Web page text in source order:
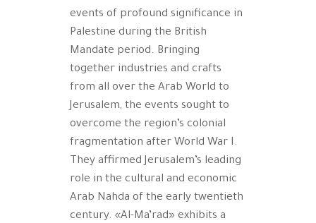
events of profound significance in
Palestine during the British
Mandate period. Bringing
together industries and crafts
from all over the Arab World to
Jerusalem, the events sought to
overcome the region’s colonial
fragmentation after World War I.
They affirmed Jerusalem’s leading
role in the cultural and economic
Arab Nahda of the early twentieth
century. «Al-Ma’rad» exhibits a